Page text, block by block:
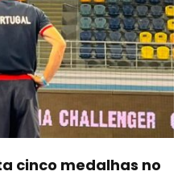
cinco medalhas no